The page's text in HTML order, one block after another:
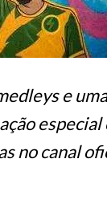
e
no canal